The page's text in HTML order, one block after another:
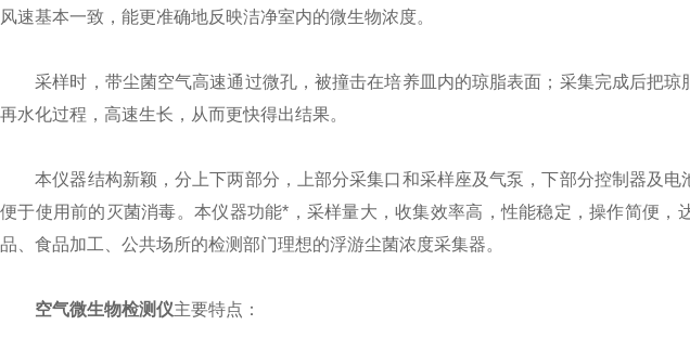
风速基本一致，能更准确地反映洁净室内的微生物浓度。
采样时，带尘菌空气高速通过微孔，被撞击在培养皿内的琼脂表面；采集完成后把琼
再水化过程，高速生长，从而更快得出结果。
本仪器结构新颖，分上下两部分，上部分采集口和采样座及气泵，下部分控制器及电
便于使用前的灭菌消毒。本仪器功能*，采样量大，收集效率高，性能稳定，操作简便，
品、食品加工、公共场所的检测部门理想的浮游尘菌浓度采集器。
空气微生物检测仪主要特点：